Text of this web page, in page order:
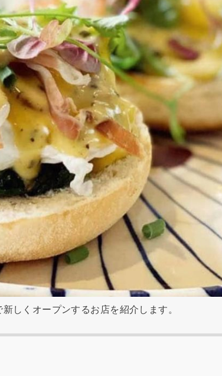
しくオープンするお店を紹介します。